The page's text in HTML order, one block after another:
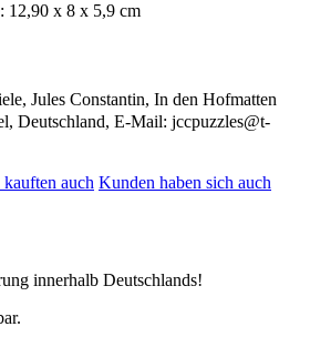
12,90 x 8 x 5,9 cm
Jules Constantin, In den Hofmatten
Deutschland, E-Mail: jccpuzzles@t-
auch Kunden haben sich auch
innerhalb Deutschlands!